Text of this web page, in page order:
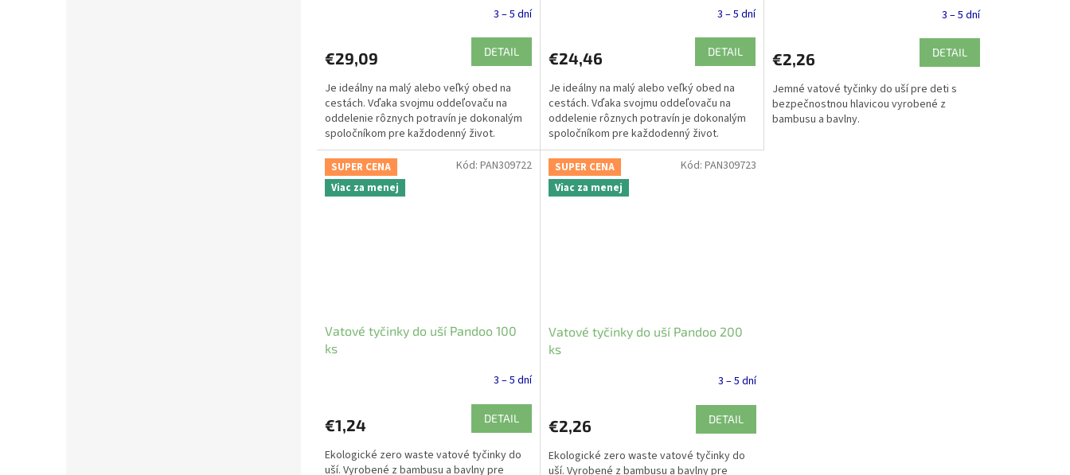
3 – 5 dní
€29,09 DETAIL
Je ideálny na malý alebo veľký obed na
cestách. Vďaka svojmu oddeľovaču na
oddelenie rôznych potravín je dokonalým
spoločníkom pre každodenný život.
Bezplastový a odolný výrobok.
3 – 5 dní
€24,46 DETAIL
Je ideálny na malý alebo veľký obed na
cestách. Vďaka svojmu oddeľovaču na
oddelenie rôznych potravín je dokonalým
spoločníkom pre každodenný život.
Bezplastový a odolný výrobok.
3 – 5 dní
€2,26 DETAIL
Jemné vatové tyčinky do uší pre deti s
bezpečnostnou hlavicou vyrobené z
bambusu a bavlny.
SUPER CENA
Viac za menej
Vatové tyčinky do uší Pandoo 100
ks
3 – 5 dní
€1,24 DETAIL
Ekologické zero waste vatové tyčinky do
uší. Vyrobené z bambusu a bavlny pre
Kód: PAN309722
SUPER CENA
Viac za menej
Vatové tyčinky do uší Pandoo 200
ks
3 – 5 dní
€2,26 DETAIL
Ekologické zero waste vatové tyčinky do
uší. Vyrobené z bambusu a bavlny pre
Kód: PAN309723